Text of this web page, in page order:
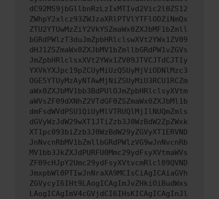
dC92MS9jbGllbnRzLzIxMTIvd2Vic2l0ZS12
ZWhpY2xlcz93ZWJzaXRlPTVlYTFlODZiNmQx
ZTU2YTUwMzZiY2VkYSZmaWx0ZXJbMF1bZmll
bGRdPWlzT3duJmZpbHRlclswXVt2YWx1ZV09
dHJ1ZSZmaWx0ZXJbMV1bZmllbGRdPW1vZGVs
JmZpbHRlclsxXVt2YWx1ZV09JTVCJTdCJTIy
YXVkYXJpc19pZCUyMiUzQSUyMjViODNlMzc3
OGE5YTUyMzAyNTAwMjNiZSUyMiU3RCU1RCZm
aWx0ZXJbMV1bb3BdPUlOJmZpbHRlclsyXVtm
aWVsZF09dXNhZ2VTdGF0ZSZmaWx0ZXJbMl1b
dmFsdWVdPSU1QiUyMlVTRUQlMjIlNUQmZmls
dGVyWzJdW29wXT1JTiZzb3J0WzBdW2ZpZWxk
XT1pc093biZzb3J0WzBdW29yZGVyXT1ERVND
JnNvcnRbMV1bZmllbGRdPWlzVG9wJnNvcnRb
MV1bb3JkZXJdPURFU0Mmc29ydFsyXVtmaWVs
ZF09cHJpY2Umc29ydFsyXVtvcmRlcl09QVND
JmxpbWl0PTIwJnNraXA9MCIsCiAgICAiaGVh
ZGVycyI6IHt9LAogICAgImJvZHkiOiBudWxs
LAogICAgImV4cGVjdCI6IHsKICAgICAgInJl